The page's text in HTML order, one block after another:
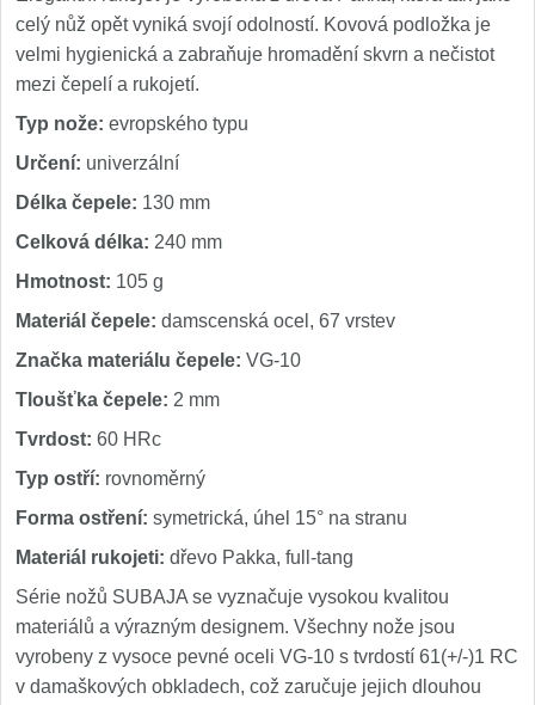
celý nůž opět vyniká svojí odolností. Kovová podložka je
velmi hygienická a zabraňuje hromadění skvrn a nečistot
mezi čepelí a rukojetí.
Typ nože: evropského typu
Určení: univerzální
Délka čepele: 130 mm
Celková délka: 240 mm
Hmotnost: 105 g
Materiál čepele: damscenská ocel, 67 vrstev
Značka materiálu čepele: VG-10
Tloušťka čepele: 2 mm
Tvrdost: 60 HRc
Typ ostří: rovnoměrný
Forma ostření: symetrická, úhel 15° na stranu
Materiál rukojeti: dřevo Pakka, full-tang
Série nožů SUBAJA se vyznačuje vysokou kvalitou
materiálů a výrazným designem. Všechny nože jsou
vyrobeny z vysoce pevné oceli VG-10 s tvrdostí 61(+/-)1 RC
v damaškových obkladech, což zaručuje jejich dlouhou